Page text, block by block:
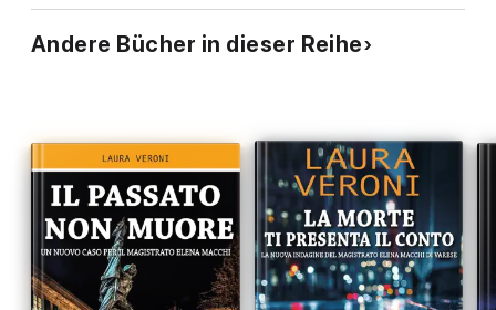
Andere Bücher in dieser Reihe